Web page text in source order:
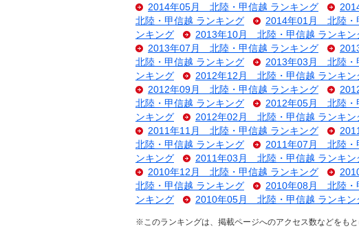
2014年05月 北陸・甲信越 ランキング
北陸・甲信越 ランキング
2014年01月 北陸・
ンキング
2013年10月 北陸・甲信越 ランキン
2013年07月 北陸・甲信越 ランキング
北陸・甲信越 ランキング
2013年03月 北陸・
ンキング
2012年12月 北陸・甲信越 ランキン
2012年09月 北陸・甲信越 ランキング
北陸・甲信越 ランキング
2012年05月 北陸・
ンキング
2012年02月 北陸・甲信越 ランキン
2011年11月 北陸・甲信越 ランキング
北陸・甲信越 ランキング
2011年07月 北陸・
ンキング
2011年03月 北陸・甲信越 ランキン
2010年12月 北陸・甲信越 ランキング
北陸・甲信越 ランキング
2010年08月 北陸・
ンキング
2010年05月 北陸・甲信越 ランキン
※このランキングは、掲載ページへのアクセス数などをも